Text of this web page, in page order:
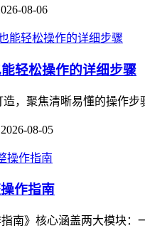
08-06
轻松操作的详细步骤
，聚焦清晰易懂的操作
2026-08-05
作指南
南》核心涵盖两大模块